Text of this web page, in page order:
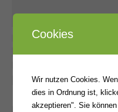
Cookies
Wir nutzen Cookies.
dies in Ordnung ist,
akzeptieren". Sie